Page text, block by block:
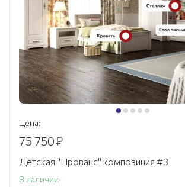
Цена:
75 750₽
Детская "Прованс" композиция #3
В наличии